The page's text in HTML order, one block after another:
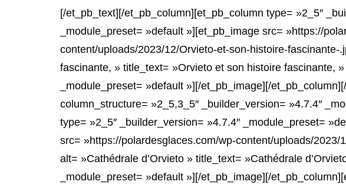
[/et_pb_text][/et_pb_column][et_pb_column type= »2_5″
_module_preset= »default »][et_pb_image src= »https://
content/uploads/2023/12/Orvieto-et-son-histoire-fascinante-
fascinante, » title_text= »Orvieto et son histoire fascinante,
_module_preset= »default »][/et_pb_image][/
column_structure= »2_5,3_5″ _builder_version= »4.7.4″
type= »2_5″ _builder_version= »4.7.4″ _module_preset=
src= »https://polardesglaces.com/wp-content/uploads/2023/
alt= »Cathédrale d’Orvieto » title_text= »Cathédrale
_module_preset= »default »][/et_pb_image][/